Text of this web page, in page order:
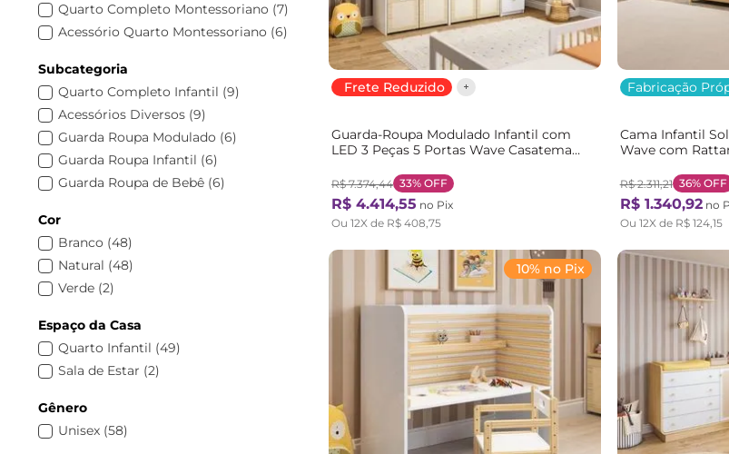
Quarto Completo Montessoriano (7)
Acessório Quarto Montessoriano (6)
Subcategoria
Quarto Completo Infantil (9)
Acessórios Diversos (9)
Guarda Roupa Modulado (6)
Guarda Roupa Infantil (6)
Guarda Roupa de Bebê (6)
Bicama Infantil
Quarto de Bebê Completo
Mesa e Cadeira Infantil
Cama Solteiro Infantil
Estante Infantil
Bicamas (2 )
Cômoda para Bebê
Berço
Berço Mini Cama
Cor
Branco (48)
Natural (48)
Verde (2)
Espaço da Casa
Quarto Infantil (49)
Sala de Estar (2)
Gênero
Unisex (58)
Frete Reduzido
Guarda-Roupa Modulado Infantil com
LED 3 Peças 5 Portas Wave Casatema
R$ 7.374,44 33% OFF
R$ 4.414,55 no Pix
Ou 12X de R$ 408,75
Fabricação
Cama Infantil
Wave com
R$ 2.311,21 36%OFF
R$ 1.340,92no
Ou 12X de R$ 124,15
10% no Pix